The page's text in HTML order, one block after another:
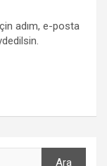
adım, e-posta
Ara